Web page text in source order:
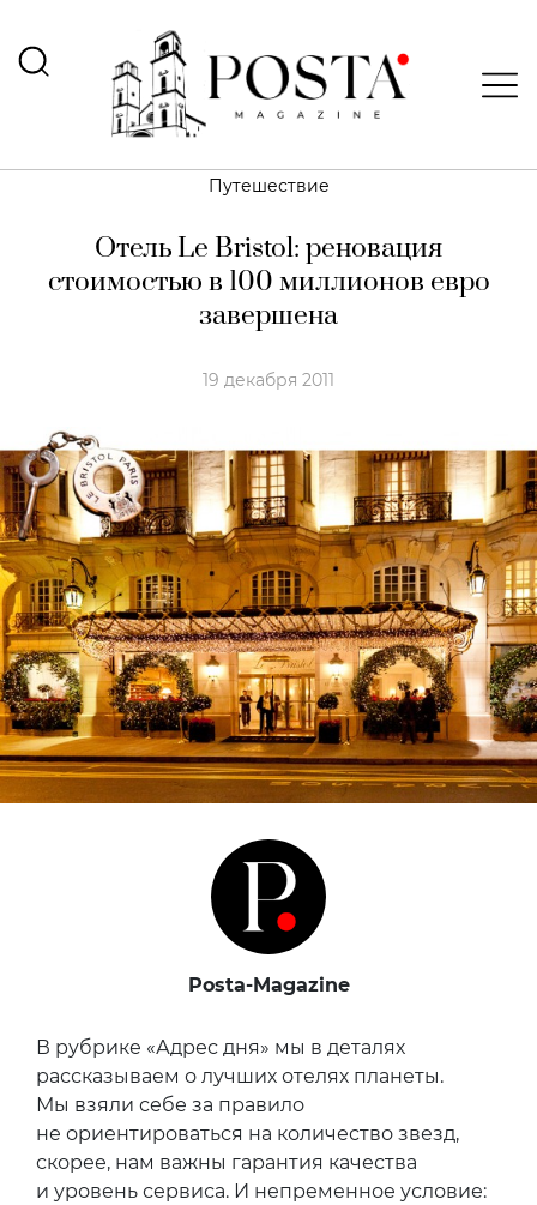
Путешествие
Отель Le Bristol: реновация
стоимостью в 100 миллионов евро
завершена
19 декабря 2011
Posta-Magazine
В рубрике «Адрес дня» мы в деталях
рассказываем о лучших отелях планеты.
Мы взяли себе за правило
не ориентироваться на количество звезд,
скорее, нам важны гарантия качества
и уровень сервиса. И непременное условие: